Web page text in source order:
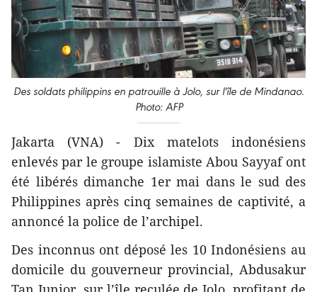
Des soldats philippins en patrouille à Jolo, sur l'île de Mindanao.
Photo: AFP
Jakarta (VNA) - Dix matelots indonésiens
enlevés par le groupe islamiste Abou Sayyaf ont
été libérés dimanche 1er mai dans le sud des
Philippines après cinq semaines de captivité, a
annoncé la police de l’archipel.
Des inconnus ont déposé les 10 Indonésiens au
domicile du gouverneur provincial, Abdusakur